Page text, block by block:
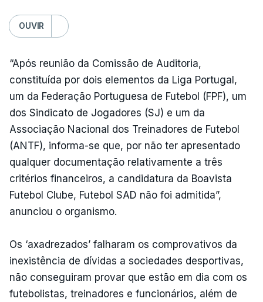
OUVIR
“Após reunião da Comissão de Auditoria,
constituída por dois elementos da Liga Portugal,
um da Federação Portuguesa de Futebol (FPF), um
dos Sindicato de Jogadores (SJ) e um da
Associação Nacional dos Treinadores de Futebol
(ANTF), informa-se que, por não ter apresentado
qualquer documentação relativamente a três
critérios financeiros, a candidatura da Boavista
Futebol Clube, Futebol SAD não foi admitida”,
anunciou o organismo.
Os ‘axadrezados’ falharam os comprovativos da
inexistência de dívidas a sociedades desportivas,
não conseguiram provar que estão em dia com os
futebolistas, treinadores e funcionários, além de